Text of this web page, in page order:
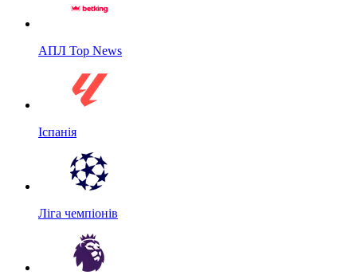
АПЛ Top News
Іспанія
Ліга чемпіонів